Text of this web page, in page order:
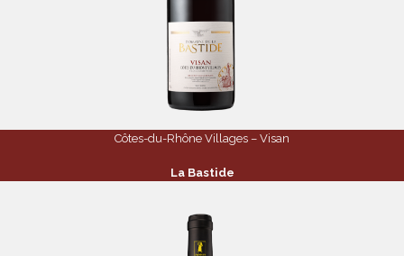
Côtes-du-Rhône Villages – Visan
La Bastide